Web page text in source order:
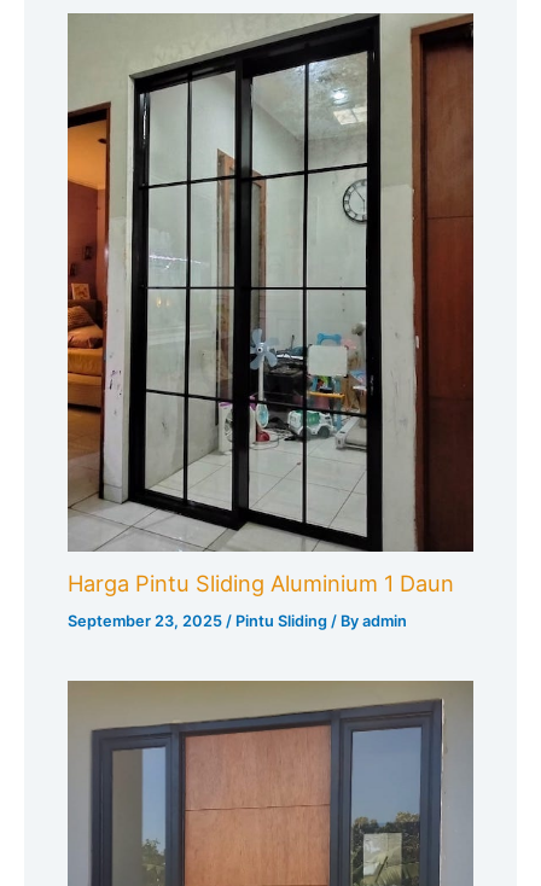
Harga Pintu Sliding Aluminium 1 Daun
September 23, 2025 / Pintu Sliding / Byadmin